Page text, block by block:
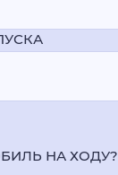
НА ХОДУ?